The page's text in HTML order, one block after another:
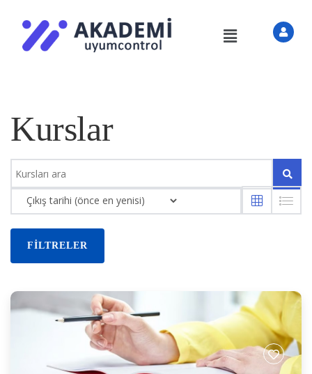
Kurslar
FILTRELER